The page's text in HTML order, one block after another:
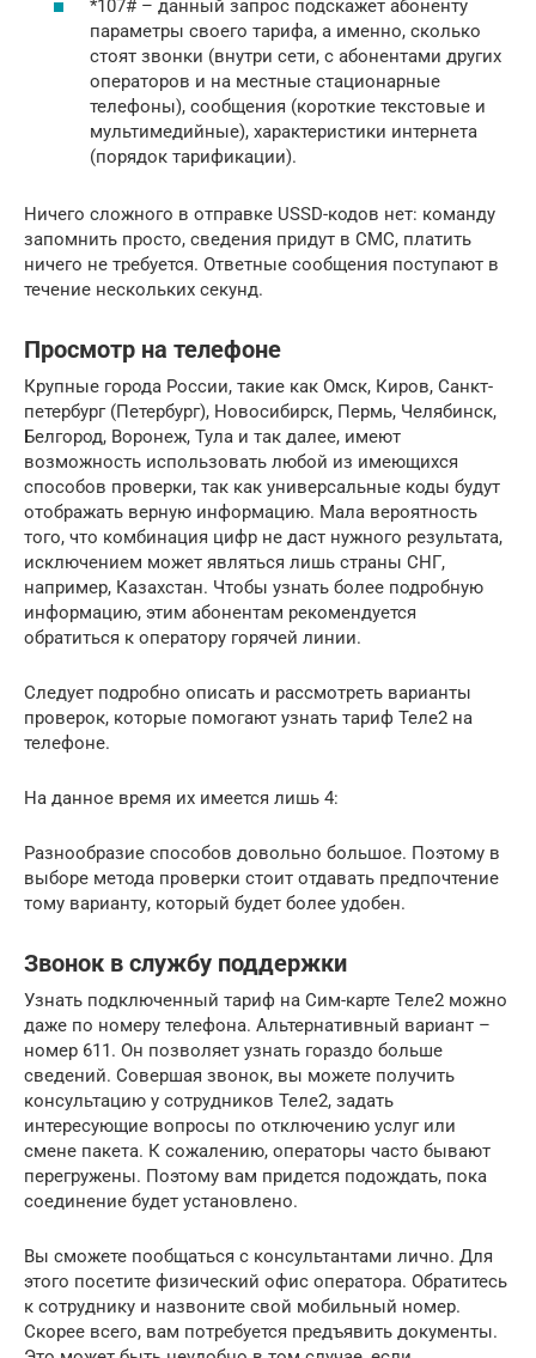
*107# – данный запрос подскажет абоненту
параметры своего тарифа, а именно, сколько
стоят звонки (внутри сети, с абонентами других
операторов и на местные стационарные
телефоны), сообщения (короткие текстовые и
мультимедийные), характеристики интернета
(порядок тарификации).
Ничего сложного в отправке USSD-кодов нет: команду
запомнить просто, сведения придут в СМС, платить
ничего не требуется. Ответные сообщения поступают в
течение нескольких секунд.
Просмотр на телефоне
Крупные города России, такие как Омск, Киров, Санкт-
петербург (Петербург), Новосибирск, Пермь, Челябинск,
Белгород, Воронеж, Тула и так далее, имеют
возможность использовать любой из имеющихся
способов проверки, так как универсальные коды будут
отображать верную информацию. Мала вероятность
того, что комбинация цифр не даст нужного результата,
исключением может являться лишь страны СНГ,
например, Казахстан. Чтобы узнать более подробную
информацию, этим абонентам рекомендуется
обратиться к оператору горячей линии.
Следует подробно описать и рассмотреть варианты
проверок, которые помогают узнать тариф Теле2 на
телефоне.
На данное время их имеется лишь 4:
Разнообразие способов довольно большое. Поэтому в
выборе метода проверки стоит отдавать предпочтение
тому варианту, который будет более удобен.
Звонок в службу поддержки
Узнать подключенный тариф на Сим-карте Теле2 можно
даже по номеру телефона. Альтернативный вариант –
номер 611. Он позволяет узнать гораздо больше
сведений. Совершая звонок, вы можете получить
консультацию у сотрудников Теле2, задать
интересующие вопросы по отключению услуг или
смене пакета. К сожалению, операторы часто бывают
перегружены. Поэтому вам придется подождать, пока
соединение будет установлено.
Вы сможете пообщаться с консультантами лично. Для
этого посетите физический офис оператора. Обратитесь
к сотруднику и назвоните свой мобильный номер.
Скорее всего, вам потребуется предъявить документы.